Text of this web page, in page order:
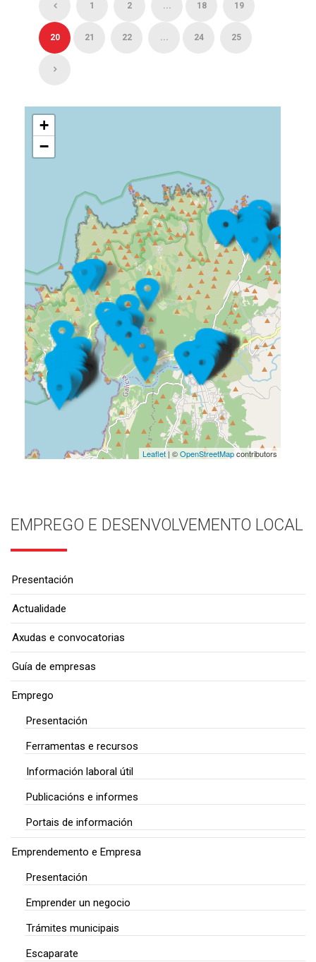
1 2 ... 18 19
20 21 22 ... 24 25
+
−
Leaflet| ©OpenStreetMapcontributors
EMPREGO E DESENVOLVEMENTO LOCAL
Presentación
Actualidade
Axudas e convocatorias
Guía de empresas
Emprego
Presentación
Ferramentas e recursos
Información laboral útil
Publicacións e informes
Portais de información
Emprendemento e Empresa
Presentación
Emprender un negocio
Trámites municipais
Escaparate